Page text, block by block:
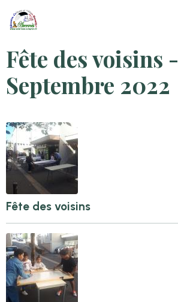
Fête des voisins -
Septembre 2022
Fête des voisins